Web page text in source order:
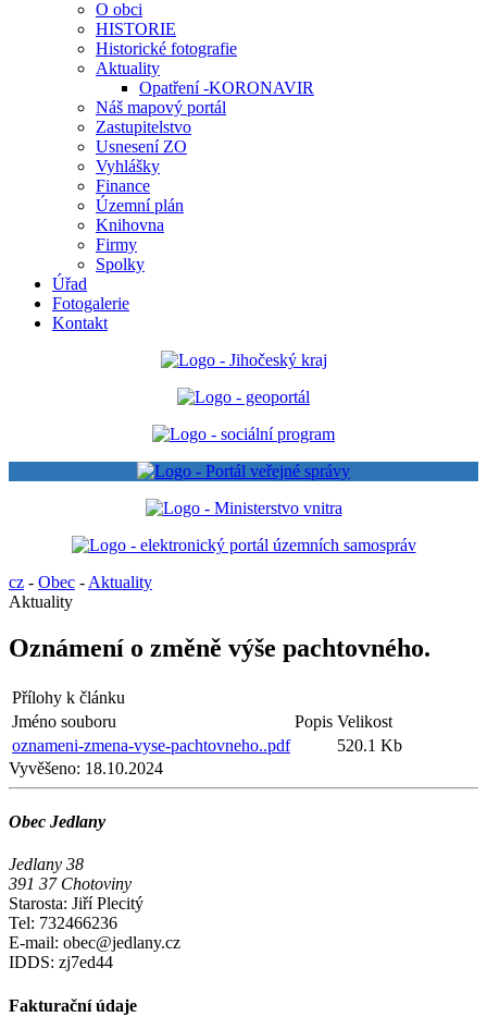
O obci
HISTORIE
Historické fotografie
Aktuality
Opatření -KORONAVIR
Náš mapový portál
Zastupitelstvo
Usnesení ZO
Vyhlášky
Finance
Územní plán
Knihovna
Firmy
Spolky
Úřad
Fotogalerie
Kontakt
cz - Obec - Aktuality
Aktuality
Oznámení o změně výše pachtovného.
Přílohy k článku
Jméno souboru
Popis Velikost
oznameni-zmena-vyse-pachtovneho..pdf
520.1 Kb
Vyvěšeno: 18.10.2024
Obec Jedlany
Jedlany 38
391 37 Chotoviny
Starosta: Jiří Plecitý
Tel: 732466236
E-mail: obec@jedlany.cz
IDDS: zj7ed44
Fakturační údaje